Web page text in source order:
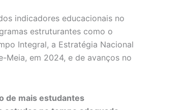
indicadores educacionais no
estruturantes como o
Integral, a Estratégia Nacional
Meia, em 2024, e de avanços no
de mais estudantes